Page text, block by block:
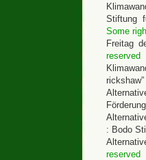
Stiftung
Some
Freitag
reserved
rickshaw”
: Bodo
reserved